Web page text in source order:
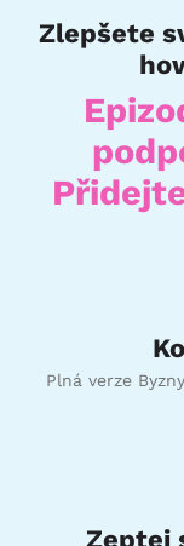
Zlepšete
Plná verze
Zeptej